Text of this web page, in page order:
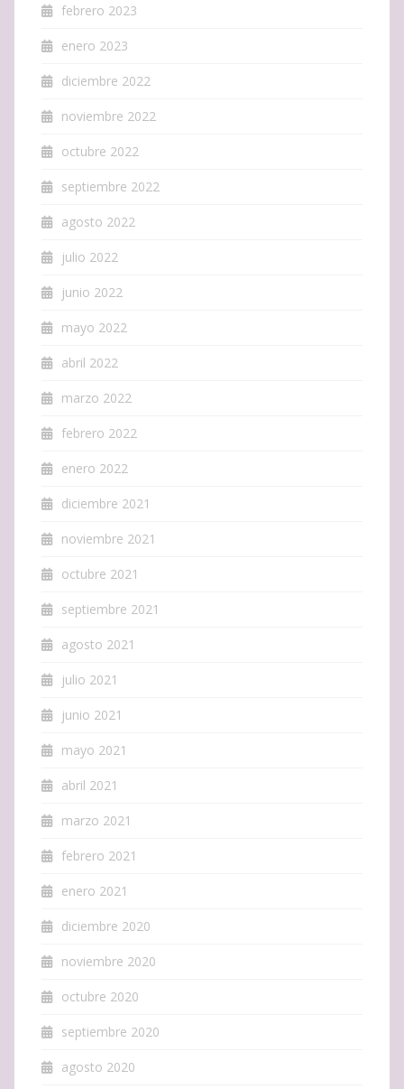
febrero 2023
enero 2023
diciembre 2022
noviembre 2022
octubre 2022
septiembre 2022
agosto 2022
julio 2022
junio 2022
mayo 2022
abril 2022
marzo 2022
febrero 2022
enero 2022
diciembre 2021
noviembre 2021
octubre 2021
septiembre 2021
agosto 2021
julio 2021
junio 2021
mayo 2021
abril 2021
marzo 2021
febrero 2021
enero 2021
diciembre 2020
noviembre 2020
octubre 2020
septiembre 2020
agosto 2020